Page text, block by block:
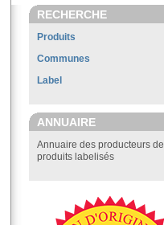
RECHERCHE
Produits
Communes
Label
ANNUAIRE
Annuaire des producteurs de
produits labelisés